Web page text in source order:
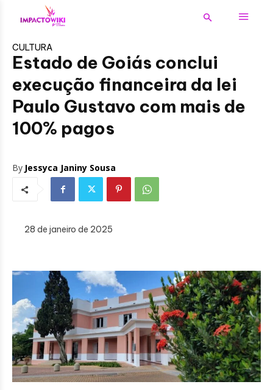
CULTURA
Estado de Goiás conclui
execução financeira da lei
Paulo Gustavo com mais de
100% pagos
By Jessyca Janiny Sousa
28 de janeiro de 2025